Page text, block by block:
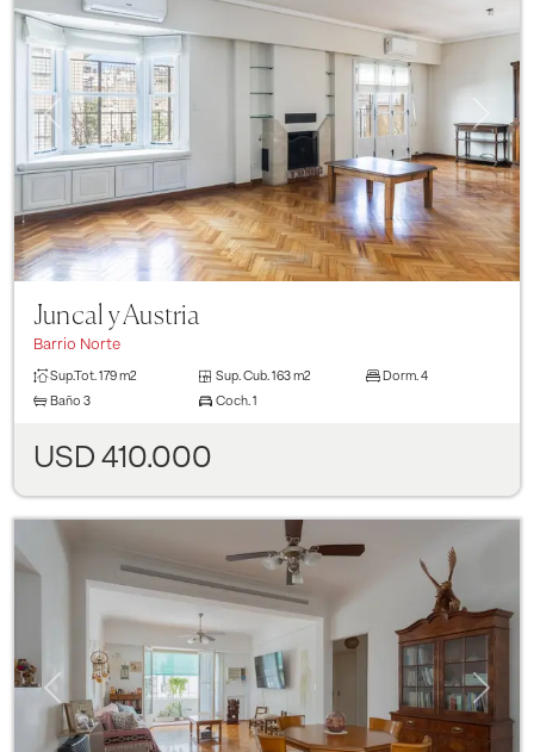
Previous Next
Juncal y Austria
Barrio Norte
Sup.Tot.179 m2 Sup. Cub. 163 m2 Dorm. 4
Baño 3 Coch. 1
USD 410.000
Previous Next